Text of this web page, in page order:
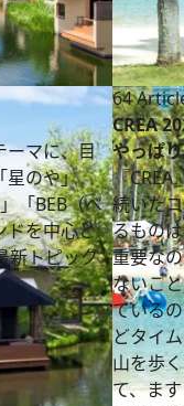
ーマに、目
星のや」
「BEB（ベ
ドを中心と
新トピック
64
CREA
やっぱ
『
続いた
るもの
重要な
ないこ
ている
どタイ
山を歩
て、ま